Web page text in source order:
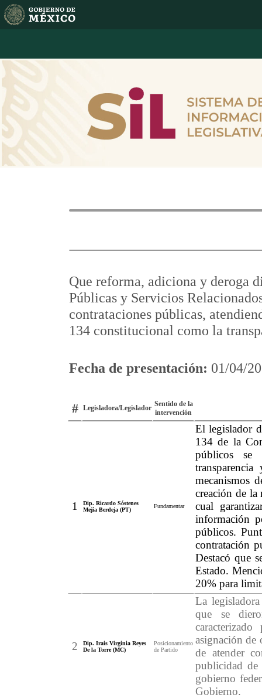
Que reforma, adiciona y deroga
Públicas y Servicios
contrataciones públicas,
134 constitucional como la
Fecha de presentación: 01/04/
# Legisladora/Legislador Sentido de la
intervención
1
Dip. Ricardo Sóstenes
Mejía Berdeja (PT)
Fundamentar
El legislador
134 de la
públicos se
mecanismos
creación de la
cual
información
públicos.
contratación
Destacó que
Estado.
20% para
2
Dip. Irais Virginia Reyes
De la Torre (MC)
Posicionamiento
de Partido
La
que se
asignación de
de atender
publicidad de
gobierno
Gobierno.